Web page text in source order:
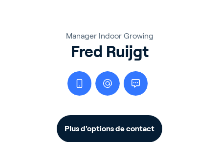
Manager Indoor Growing
Fred Ruijgt
Plus d'options de contact